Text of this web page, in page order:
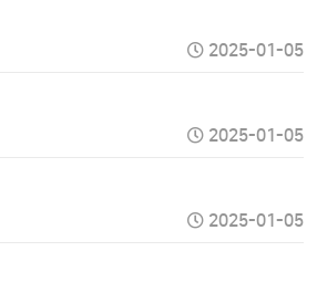
2025-01-05
2025-01-05
2025-01-05